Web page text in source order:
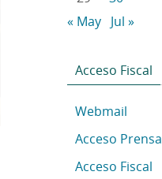
« May Jul »
Acceso Fiscal
Webmail
Acceso Prensa
Acceso Fiscal